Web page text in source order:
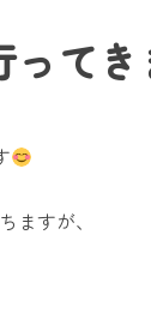
って
ますが、